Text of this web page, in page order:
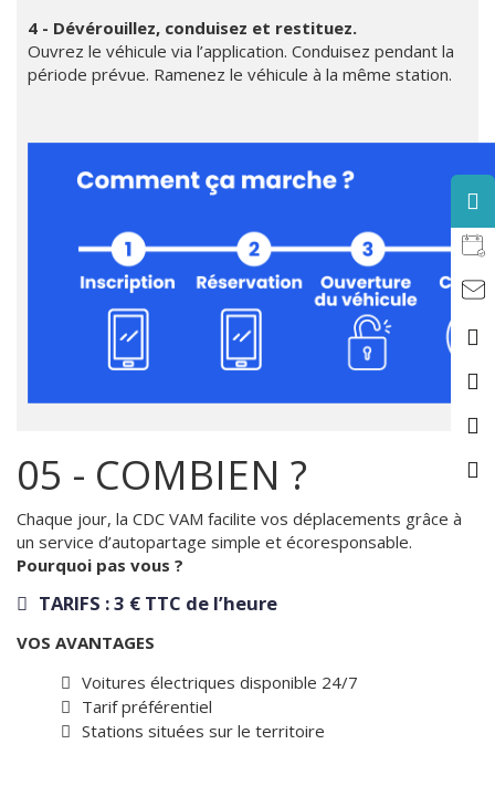
4 - Dévérouillez, conduisez et restituez.
Ouvrez le véhicule via l’application. Conduisez pendant la
période prévue. Ramenez le véhicule à la même station.
05 - COMBIEN ?
Chaque jour, la CDC VAM facilite vos déplacements grâce à
un service d’autopartage simple et écoresponsable.
Pourquoi pas vous ?
TARIFS : 3 € TTC de l’heure
VOS AVANTAGES
Voitures électriques disponible 24/7
Tarif préférentiel
Stations situées sur le territoire